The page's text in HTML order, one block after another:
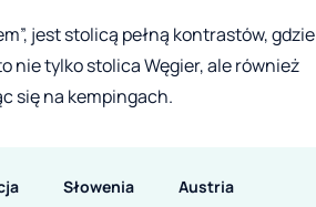
jest stolicą pełną kontrastów, gdzie
nie tylko stolica Węgier, ale również
się na kempingach.
Słowenia Austria